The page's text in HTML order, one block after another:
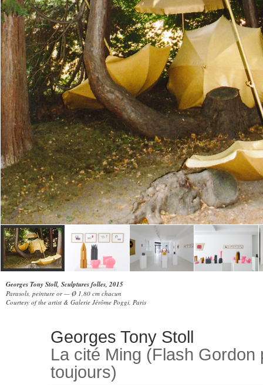
Georges Tony Stoll, Sculptures folles, 2015
Parasols, peinture or — Ø 1,80 cm chacun
Courtesy of the artist & Galerie Jérôme Poggi, Paris
Georges Tony Stoll
La cité Ming (Flash Gordon
toujours)